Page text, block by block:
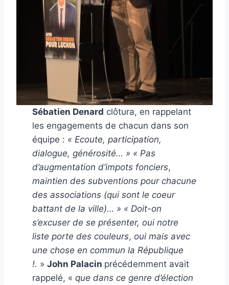
Sébatien Denard clôtura, en rappelant
les engagements de chacun dans son
équipe : « Ecoute, participation,
dialogue, générosité… » « Pas
d’augmentation d’impots fonciers,
maintien des subventions pour chacune
des associations (qui sont le coeur
battant de la ville)… » « Doit-on
s’excuser de se présenter, oui notre
liste porte des couleurs, oui mais avec
une chose en commun la République
!. » John Palacin précédemment avait
rappelé, « que dans ce genre d’élection